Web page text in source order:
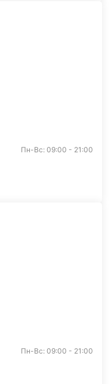
Пн-Вс: 09:00 - 21:00
Пн-Вс: 09:00 - 21:00